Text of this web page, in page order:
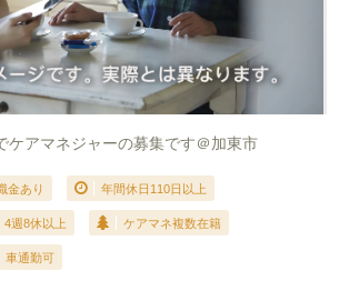
ケアマネジャーの募集です＠加東市
金あり 年間休日110日以上
4週8休以上 ケアマネ複数在籍
車通勤可